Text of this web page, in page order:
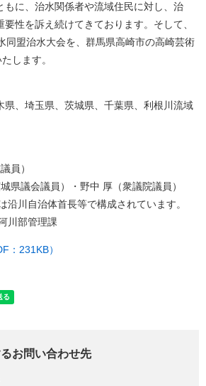
もに、治水関係者や流域住民に対し、治
性を訴え続けてきております。そして、
同盟治水大会を、群馬県高崎市の高崎芸術
します。​
、埼玉県、茨城県、千葉県、利根川流域
員）
県議会議員）・野中 厚（衆議院議員）
川自治体首長等で構成されています。
川部管理課
：231KB）
お問い合わせ先